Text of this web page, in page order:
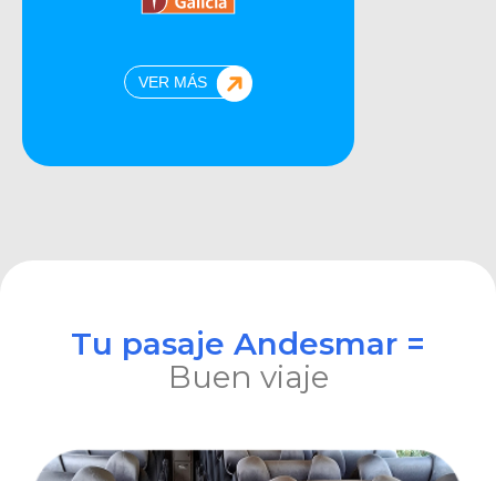
VER MÁS
Tu pasaje Andesmar =
Buen viaje